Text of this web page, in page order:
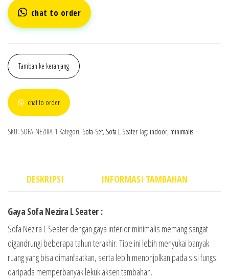
chat to order
Tambah ke keranjang
chat to order
SKU: SOFA-NEZIRA-1 Kategori: Sofa-Set, Sofa L SeaterTag: indoor, minimalis
DESKRIPSI INFORMASI TAMBAHAN
Gaya Sofa Nezira L Seater :
Sofa Nezira L Seater dengan gaya interior minimalis memang sangat
digandrungi beberapa tahun terakhir. Tipe ini lebih menyukai banyak
ruang yang bisa dimanfaatkan, serta lebih menonjolkan pada sisi fungsi
daripada memperbanyak lekuk aksen tambahan.